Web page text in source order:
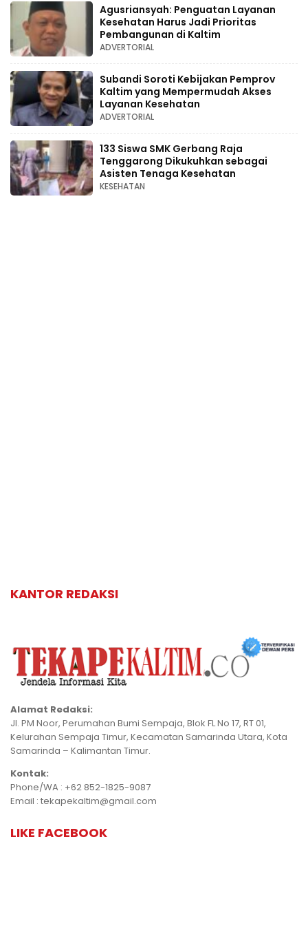
Agusriansyah: Penguatan Layanan
Kesehatan Harus Jadi Prioritas
Pembangunan di Kaltim
ADVERTORIAL
Subandi Soroti Kebijakan Pemprov
Kaltim yang Mempermudah Akses
Layanan Kesehatan
ADVERTORIAL
133 Siswa SMK Gerbang Raja
Tenggarong Dikukuhkan sebagai
Asisten Tenaga Kesehatan
KESEHATAN
KANTOR REDAKSI
Alamat Redaksi:
Jl. PM Noor, Perumahan Bumi Sempaja, Blok FL No 17, RT 01,
Kelurahan Sempaja Timur, Kecamatan Samarinda Utara, Kota
Samarinda – Kalimantan Timur.
Kontak:
Phone/WA : +62 852-1825-9087
Email : tekapekaltim@gmail.com
LIKE FACEBOOK